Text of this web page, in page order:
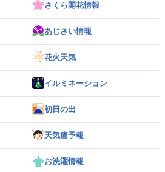
さくら開花情報
あじさい情報
花火天気
イルミネーション
初日の出
天気痛予報
お洗濯情報